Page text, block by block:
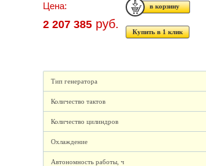
Цена:
2 207 385 руб.
Купить в 1 клик
Тип генератора
Количество тактов
Количество цилиндров
Охлаждение
Автономность работы, ч